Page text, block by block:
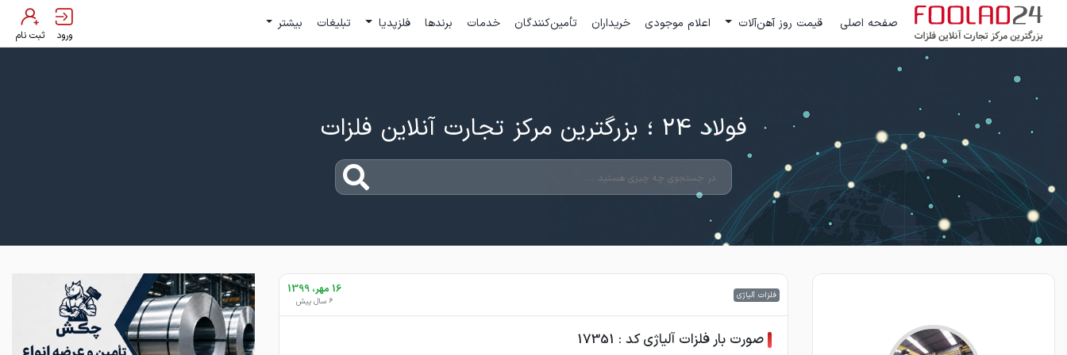
صفحه اصلی قیمت روز آهن‌آلات اعلام موجودی خریداران تأمین‌کنندگان خدمات برندها فلزپدیا تبلیغات بیشتر
ورود ثبت نام
فولاد 24 ؛ بزرگترین مرکز تجارت آنلاین فلزات
فلزات آلیاژی 16 مهر، 1399
6 سال پیش
صورت بار فلزات آلیاژی کد : 17351